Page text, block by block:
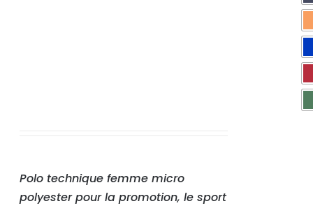
Polo technique femme micro
polyester pour la promotion, le sport